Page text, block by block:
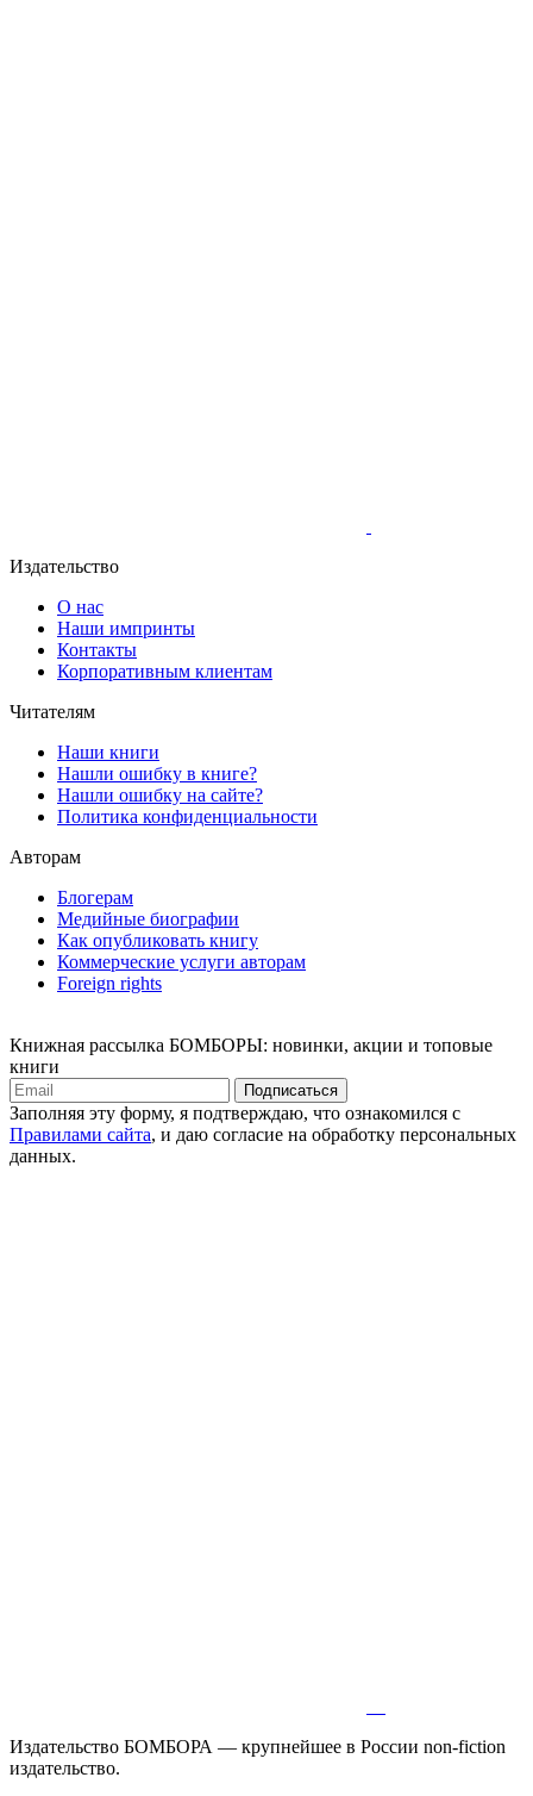
Издательство
О нас
Наши импринты
Контакты
Корпоративным клиентам
Читателям
Наши книги
Нашли ошибку в книге?
Нашли ошибку на сайте?
Политика конфиденциальности
Авторам
Блогерам
Медийные биографии
Как опубликовать книгу
Коммерческие услуги авторам
Foreign rights
Книжная рассылка БОМБОРЫ: новинки, акции и топовые
книги
Подписаться
Заполняя эту форму, я подтверждаю, что ознакомился с
Правилами сайта, и даю согласие на обработку персональных
данных.
Издательство БОМБОРА — крупнейшее в России non-fiction
издательство.